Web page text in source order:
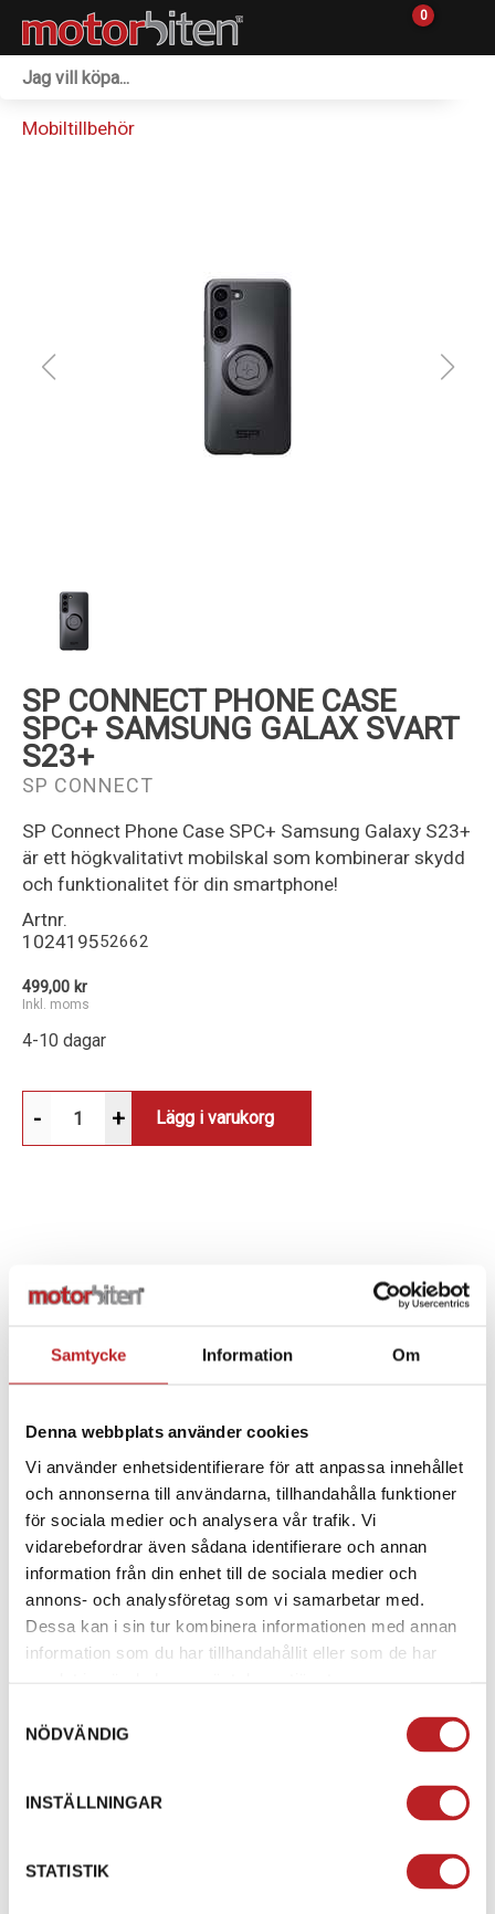
Samtycke Information Om
Denna webbplats använder cookies
Vi använder enhetsidentifierare för att anpassa innehållet
och annonserna till användarna, tillhandahålla funktioner
för sociala medier och analysera vår trafik. Vi
vidarebefordrar även sådana identifierare och annan
information från din enhet till de sociala medier och
annons- och analysföretag som vi samarbetar med.
Dessa kan i sin tur kombinera informationen med annan
information som du har tillhandahållit eller som de har
NÖDVÄNDIG
INSTÄLLNINGAR
STATISTIK
0
Reservdelar
Mobiltillbehör
SP CONNECT PHONE CASE
SPC+ SAMSUNG GALAX SVART
S23+
SP CONNECT
SP Connect Phone Case SPC+ Samsung Galaxy S23+
är ett högkvalitativt mobilskal som kombinerar skydd
och funktionalitet för din smartphone!
Artnr.
102419552662
499,00 kr
Inkl. moms
4-10 dagar
- + Lägg i varukorg
modeller för en perfekt passform i handen.
laddning och magnetisk montering.
MAXIMALT SKYDD: Skyddar din telefon mot stötar,
repor och damm.
SPC+ KOMPATIBILITET: Enkel och snabb montering
på alla SP Connect™-fästen.
FLEXIBEL ANVÄNDNING: Perfekt för cykling,
motorcykling, löpning och andra aktiviteter.
GALAXY S23+
får du en kombination av stil, säkerhet
och bekvämlighet – perfekt för både vardag och